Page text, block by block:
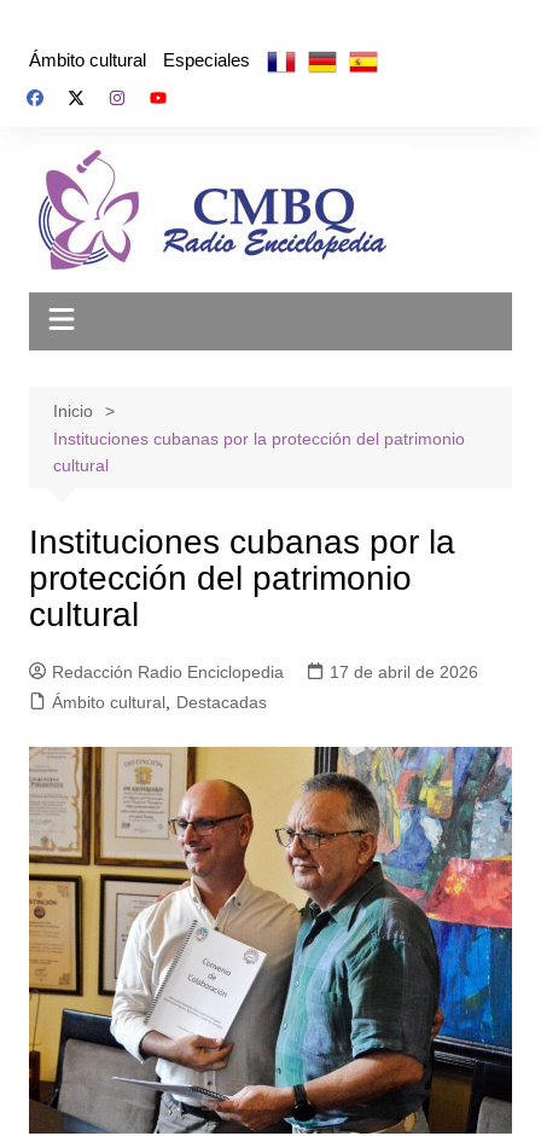
Ámbito cultural Especiales
Inicio
Instituciones cubanas por la protección del patrimonio
cultural
Instituciones cubanas por la
protección del patrimonio
cultural
Redacción Radio Enciclopedia
17 de abril de 2026
Ámbito cultural, Destacadas